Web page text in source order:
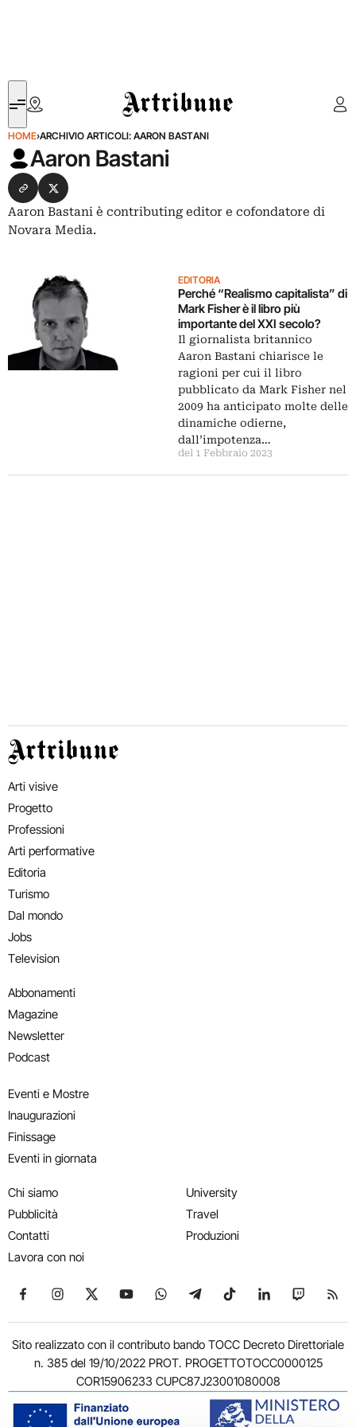
Artribune
HOME›ARCHIVIO ARTICOLI: AARON BASTANI
Aaron Bastani
Seguimi su Website
Seguimi su X
Aaron Bastani è contributing editor e cofondatore di
Novara Media.
EDITORIA
Perché “Realismo capitalista” di
Mark Fisher è il libro più
importante del XXI secolo?
Il giornalista britannico
Aaron Bastani chiarisce le
ragioni per cui il libro
pubblicato da Mark Fisher nel
2009 ha anticipato molte delle
dinamiche odierne,
dall’impotenza…
del 1 Febbraio 2023
Artribune
Arti visive
Progetto
Professioni
Arti performative
Editoria
Turismo
Dal mondo
Jobs
Television
Abbonamenti
Magazine
Newsletter
Podcast
Eventi e Mostre
Inaugurazioni
Finissage
Eventi in giornata
Chi siamo
Pubblicità
Contatti
Lavora con noi
University
Travel
Produzioni
Seguici su Facebook
Seguici su Instagram
Seguici su X
Seguici su YouTube
Seguici su WhatsApp
Seguici su Telegram
Seguici su TikTok
Seguici su
Seguici
Sito realizzato con il contributo bando TOCC Decreto Direttoriale
n. 385 del 19/10/2022 PROT. PROGETTOTOCC0000125
COR15906233 CUPC87J23001080008